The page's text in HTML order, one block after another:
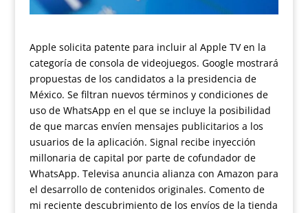
Apple solicita patente para incluir al Apple TV en la
categoría de consola de videojuegos. Google mostrará
propuestas de los candidatos a la presidencia de
México. Se filtran nuevos términos y condiciones de
uso de WhatsApp en el que se incluye la posibilidad
de que marcas envíen mensajes publicitarios a los
usuarios de la aplicación. Signal recibe inyección
millonaria de capital por parte de cofundador de
WhatsApp. Televisa anuncia alianza con Amazon para
el desarrollo de contenidos originales. Comento de
mi reciente descubrimiento de los envíos de la tienda